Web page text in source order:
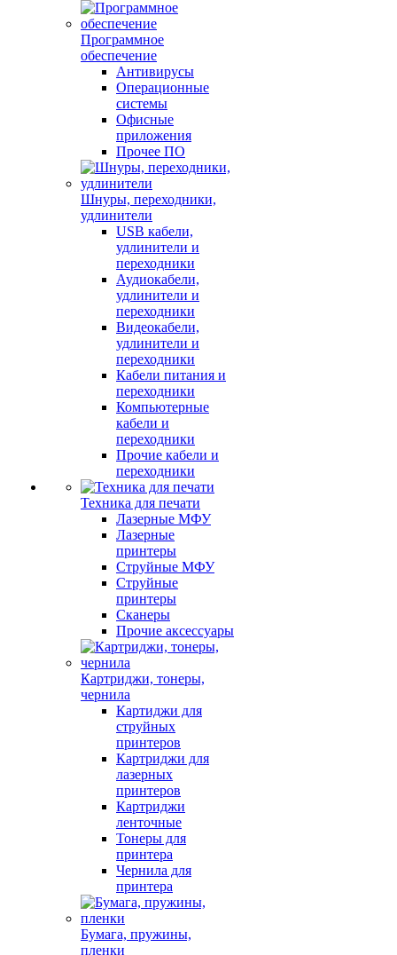
Программное
обеспечение
Антивирусы
Операционные
системы
Офисные
приложения
Прочее ПО
Шнуры, переходники,
удлинители
USB кабели,
удлинители и
переходники
Аудиокабели,
удлинители и
переходники
Видеокабели,
удлинители и
переходники
Кабели питания и
переходники
Компьютерные
кабели и
переходники
Прочие кабели и
переходники
Техника для печати
Лазерные МФУ
Лазерные
принтеры
Струйные МФУ
Струйные
принтеры
Сканеры
Прочие аксессуары
Картриджи, тонеры,
чернила
Картиджи для
струйных
принтеров
Картриджи для
лазерных
принтеров
Картриджи
ленточные
Тонеры для
принтера
Чернила для
принтера
Бумага, пружины,
пленки